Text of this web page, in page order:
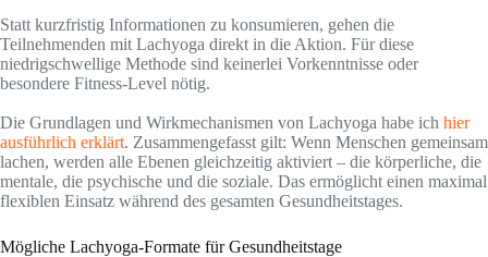
Statt kurzfristig Informationen zu konsumieren, gehen die
Teilnehmenden mit Lachyoga direkt in die Aktion. Für diese
niedrigschwellige Methode sind keinerlei Vorkenntnisse oder
besondere Fitness-Level nötig.
Die Grundlagen und Wirkmechanismen von Lachyoga habe ich hier
ausführlich erklärt. Zusammengefasst gilt: Wenn Menschen gemeinsam
lachen, werden alle Ebenen gleichzeitig aktiviert – die körperliche, die
mentale, die psychische und die soziale. Das ermöglicht einen maximal
flexiblen Einsatz während des gesamten Gesundheitstages.
Mögliche Lachyoga-Formate für Gesundheitstage